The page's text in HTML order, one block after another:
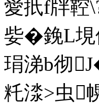
愛扺f牉鞚
姕�鋔L
琄涕b
籷渁>虫